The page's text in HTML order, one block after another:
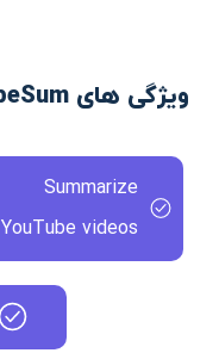
ویژگی های TubeSum
Summarize
YouTube videos